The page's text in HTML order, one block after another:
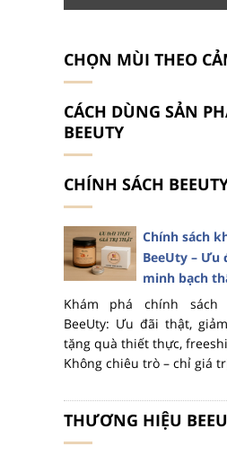
CHỌN MÙI THEO
CÁCH DÙNG SẢN
BEEUTY
CHÍNH SÁCH
Chính sách
BeeUty – Ưu
minh bạch
Khám phá chính sách
BeeUty: Ưu đãi thật,
tặng quà thiết thực,
Không chiêu trò – chỉ giá
THƯƠNG HIỆU